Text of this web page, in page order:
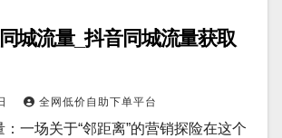
城流量_抖音同城流量获取
全网低价自助下单平台
一场关于“邻距离”的营销探险在这个